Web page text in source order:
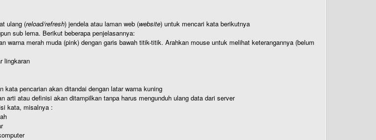
ulang (reload/refresh) jendela atau laman web (website) untuk mencari kata berikutnya
sub lema. Berikut beberapa penjelasannya:
warna merah muda (pink) dengan garis bawah titik-titik. Arahkan mouse untuk melihat keterangannya (belum
lingkaran
pencarian akan ditandai dengan latar warna kuning
arti atau definisi akan ditampilkan tanpa harus mengunduh ulang data dari server
kata, misalnya :